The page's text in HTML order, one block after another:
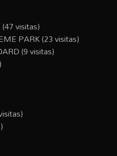
(47 visitas)
PARK(23 visitas)
(9 visitas)